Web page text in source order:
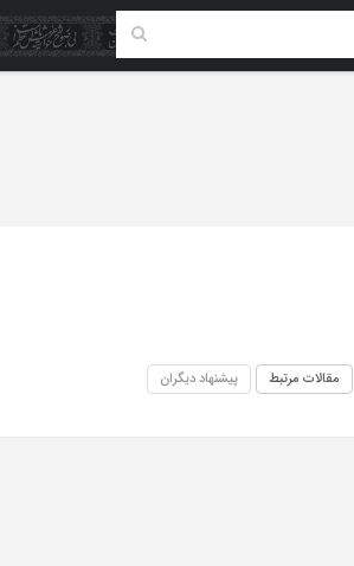
مقالات مرتبط پیشنهاد دیگران